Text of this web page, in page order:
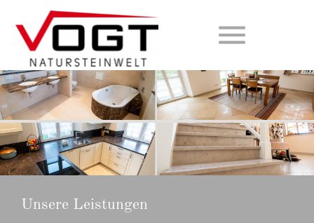
menu
Suchbegriffe SUCHEN
Unsere Leistungen
Unsere Materialien
Für jeden Anwendungszwecke das richtige Material.
um Ihre Wünsche zu erfüllen.
Das Unternehmen Vogt Naturstein
Qualität aus Tradition! Vogt Natursteinwelt - seit über
Generationen!